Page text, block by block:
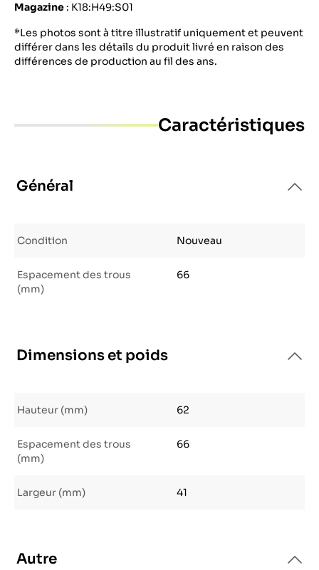
Magazine : K18:H49:S01
*Les photos sont à titre illustratif uniquement et peuvent
différer dans les détails du produit livré en raison des
différences de production au fil des ans.
Caractéristiques
Général
Condition Nouveau
Espacement des trous
(mm)
66
Dimensions et poids
Hauteur (mm) 62
Espacement des trous
(mm)
66
Largeur (mm) 41
Autre